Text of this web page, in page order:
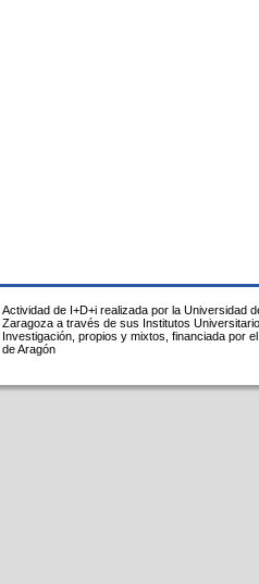
Actividad de I+D+i realizada por la Universidad
Zaragoza a través de sus Institutos
Investigación, propios y mixtos, financiada por
de Aragón